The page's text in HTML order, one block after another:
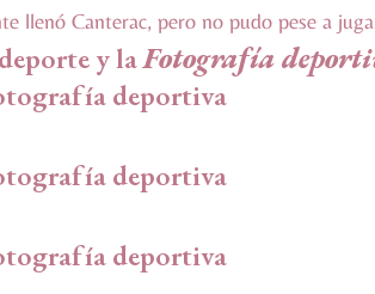
llenó Canterac, pero no pudo pese a
y laFotografía